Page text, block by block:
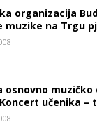
organizacija
muzike na Trgu
osnovno
učenika –